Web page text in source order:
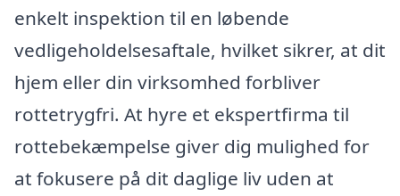
enkelt inspektion til en løbende
vedligeholdelsesaftale, hvilket sikrer, at dit
hjem eller din virksomhed forbliver
rottetrygfri. At hyre et ekspertfirma til
rottebekæmpelse giver dig mulighed for
at fokusere på dit daglige liv uden at